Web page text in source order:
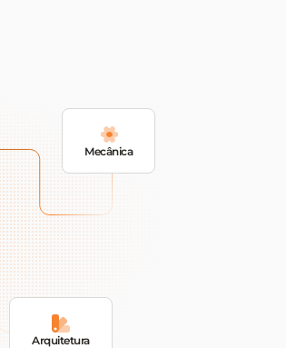
Mecânica
Arquitetura